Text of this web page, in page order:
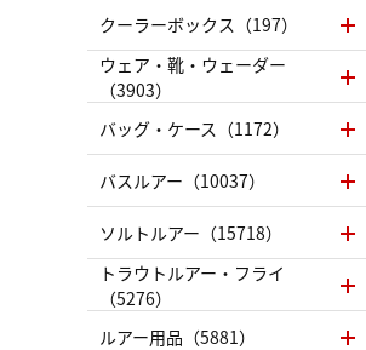
クーラーボックス（197）
ウェア・靴・ウェーダー
（3903）
バッグ・ケース（1172）
バスルアー（10037）
ソルトルアー（15718）
トラウトルアー・フライ
（5276）
ルアー用品（5881）